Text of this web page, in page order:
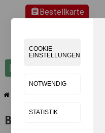
COOKIE-
EINSTELLUNGEN
NOTWENDIG
STATISTIK
assignmentBestellkarte
view_headline
Beach - Handbälle